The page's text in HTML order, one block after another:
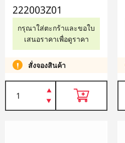
222003Z01
กรุณาใส่ตะกร้าและขอใบ
เสนอราคาเพื่อดูราคา
สั่งจองสินค้า